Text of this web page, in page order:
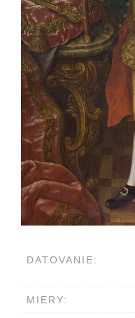
DATOVANIE:
MIERY: